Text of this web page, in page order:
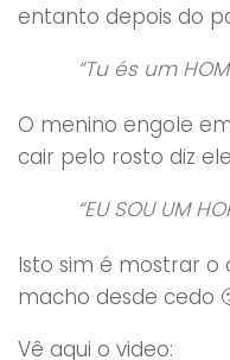
entanto depois do
“Tu és um
O menino engole
cair pelo rosto diz
“EU SOU UM
Isto sim é mostrar o
macho desde cedo
Vê aqui o video: